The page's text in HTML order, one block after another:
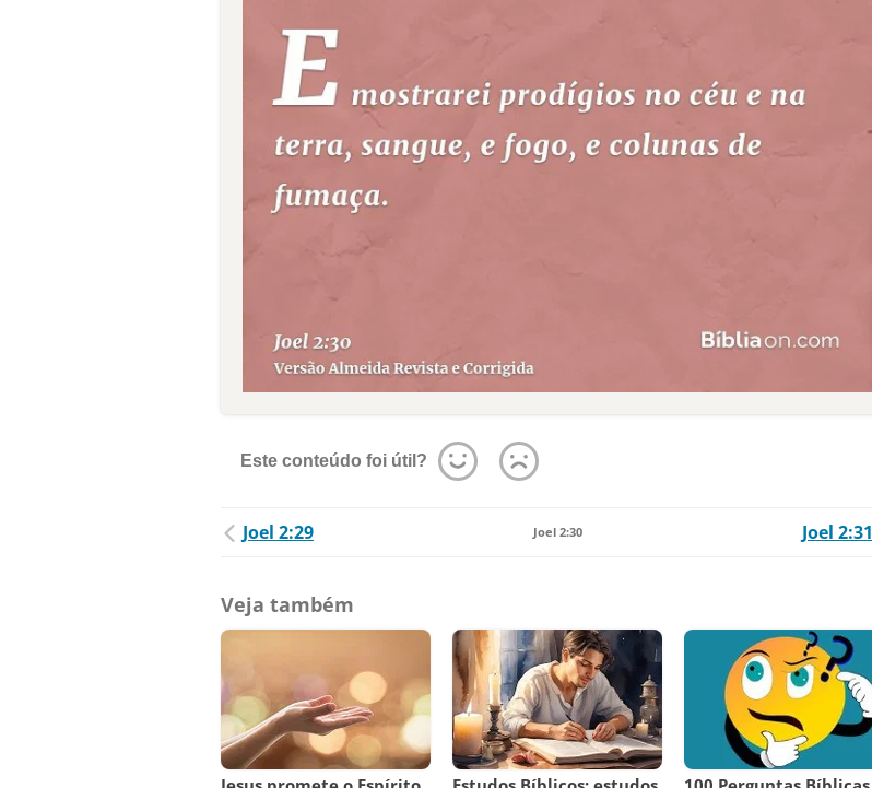
Este conteúdo foi útil?
Joel 2:29 Joel 2:30 Joel 2:31
Veja também